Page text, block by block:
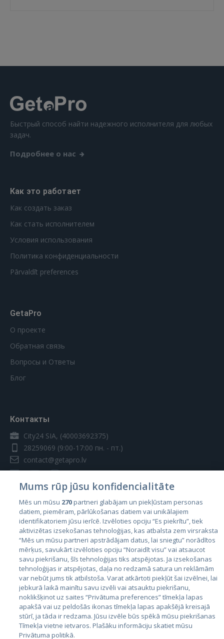
Быстрый способ найти надежного исполнителя для любых
задач.
Подробнее о нас
Как это работает
Как создать заказ
Как стать исполнителем
Условия использования
Политика конфиденциальности
Pārvaldīt preferences
GetaPro
О проекте
Обратная связь
Вопросы и Ответы
Блог
Контакты
City24 SIA, (40003692375)
28259069 (9:00-17:00 пн. - пт.)
contact@getapro.lv
Страны
Эстония
Латвия
Литва
Mums rūp jūsu konfidencialitāte
Mēs un mūsu 270partneri glabājam un piekļūstam personas
datiem, piemēram, pārlūkošanas datiem vai unikālajiem
identifikatoriem jūsu ierīcē. Izvēloties opciju “Es piekrītu”, tiek
aktivizētas izsekošanas tehnoloģijas, kas atbalsta zem virsraksta
“Mēs un mūsu partneri apstrādājam datus, lai sniegtu” norādītos
mērķus, savukārt izvēloties opciju “Noraidīt visu” vai atsaucot
savu piekrišanu, šīs tehnoloģijas tiks atspējotas. Ja izsekošanas
tehnoloģijas ir atspējotas, daļa no redzamā satura un reklāmām
var nebūt jums tik atbilstoša. Varat atkārtoti piekļūt šai izvēlnei, lai
jebkurā laikā mainītu savu izvēli vai atsauktu piekrišanu,
noklikšķinot uz saites “Privātuma preferences” tīmekļa lapas
apakšā vai uz peldošās ikonas tīmekļa lapas apakšējā kreisajā
stūrī, ja tāda ir redzama. Jūsu izvēle būs spēkā mūsu piekrišanas
Tīmekļa vietne ietvaros. Plašāku informāciju skatiet mūsu
Privātuma politikā.